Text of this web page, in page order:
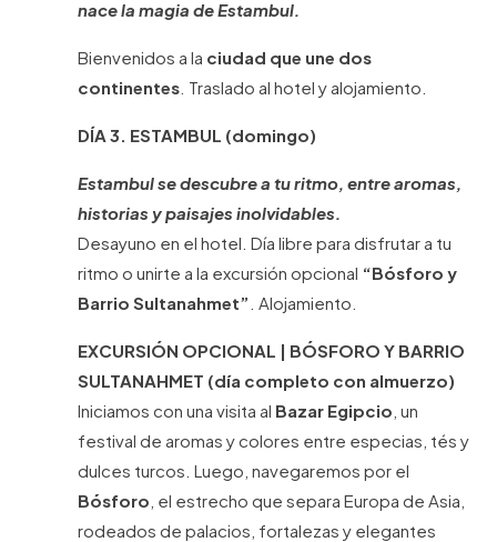
nace la magia de Estambul.
Bienvenidos a la ciudad que une dos
continentes . Traslado al hotel y alojamiento.
DÍA 3. ESTAMBUL (domingo)
Estambul se descubre a tu ritmo, entre aromas,
historias y paisajes inolvidables.
Desayuno en el hotel. Día libre para disfrutar a tu
ritmo o unirte a la excursión opcional “Bósforo y
Barrio Sultanahmet” . Alojamiento.
EXCURSIÓN OPCIONAL | BÓSFORO Y BARRIO
SULTANAHMET (día completo con almuerzo)
Iniciamos con una visita al Bazar Egipcio , un
festival de aromas y colores entre especias, tés y
dulces turcos. Luego, navegaremos por el
Bósforo , el estrecho que separa Europa de Asia,
rodeados de palacios, fortalezas y elegantes